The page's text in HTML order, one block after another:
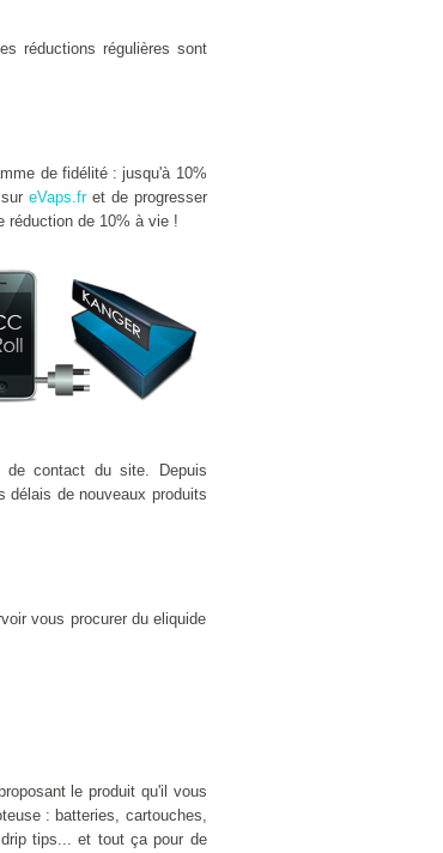
réductions régulières sont
de fidélité : jusqu'à 10%
eVaps.fret de progresser
réduction de 10% à vie !
de contact du site. Depuis
délais de nouveaux produits
vous procurer du eliquide
le produit qu'il vous
: batteries, cartouches,
tips... et tout ça pour de